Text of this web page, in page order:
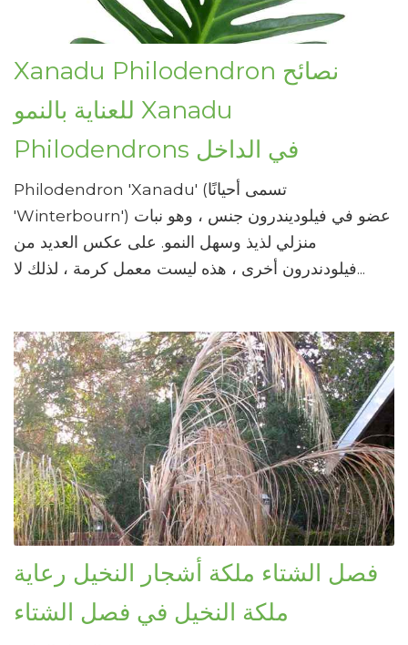
Xanadu Philodendron نصائح
للعناية بالنمو Xanadu
Philodendrons في الداخل
Philodendron 'Xanadu' (تسمى أحيانًا
'Winterbourn') عضو في فيلوديندرون جنس ، وهو نبات
منزلي لذيذ وسهل النمو. على عكس العديد من
فيلودندرون أخرى ، هذه ليست معمل كرمة ، لذلك لا...
فصل الشتاء ملكة أشجار النخيل رعاية
ملكة النخيل في فصل الشتاء